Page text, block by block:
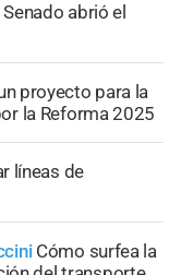
Senado abrió el
proyecto para la
la Reforma 2025
líneas de
Cómo surfea la